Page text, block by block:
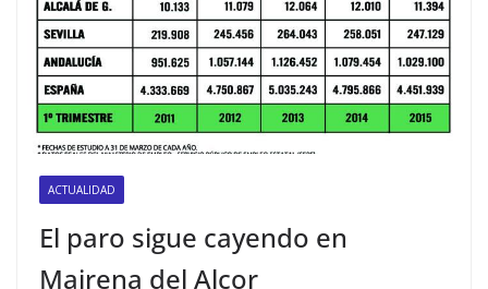
ACTUALIDAD
El paro sigue cayendo en
Mairena del Alcor